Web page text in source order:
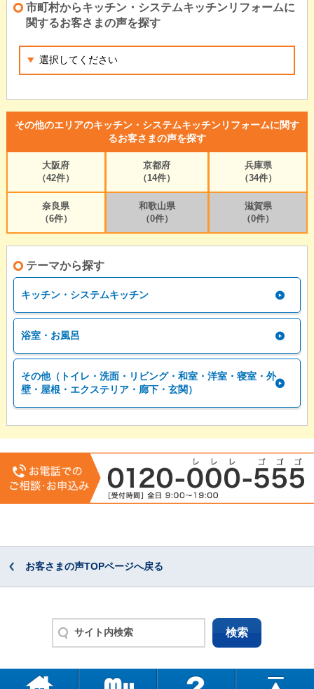
市町村からキッチン・システムキッチンリフォームに
関するお客さまの声を探す
その他のエリアのキッチン・システムキッチンリフォームに関す
るお客さまの声を探す
大阪府
（42件）
京都府
（14件）
兵庫県
（34件）
奈良県
（6件）
和歌山県
（0件）
滋賀県
（0件）
テーマから探す
キッチン・システムキッチン
浴室・お風呂
その他（トイレ・洗面・リビング・和室・洋室・寝室・外
壁・屋根・エクステリア・廊下・玄関）
お客さまの声TOPページへ戻る